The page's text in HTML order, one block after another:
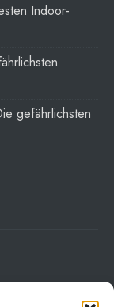
Indoor-
gefährlichsten